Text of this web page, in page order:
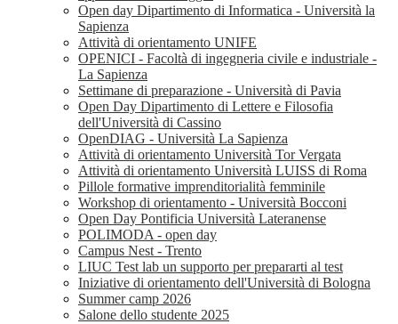
Open day Dipartimento di Informatica - Università la
Sapienza
Attività di orientamento UNIFE
OPENICI - Facoltà di ingegneria civile e industriale -
La Sapienza
Settimane di preparazione - Università di Pavia
Open Day Dipartimento di Lettere e Filosofia
dell'Università di Cassino
OpenDIAG - Università La Sapienza
Attività di orientamento Università Tor Vergata
Attività di orientamento Università LUISS di Roma
Pillole formative imprenditorialità femminile
Workshop di orientamento - Università Bocconi
Open Day Pontificia Università Lateranense
POLIMODA - open day
Campus Nest - Trento
LIUC Test lab un supporto per prepararti al test
Iniziative di orientamento dell'Università di Bologna
Summer camp 2026
Salone dello studente 2025